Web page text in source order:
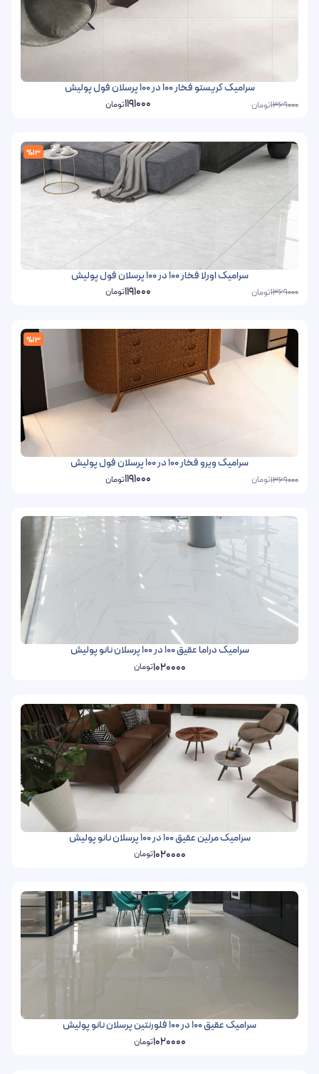
سرامیک کریستو فخار 100 در 100 پرسلان فول پولیش
1369000تومان 1191000تومان
%13
سرامیک اورلا فخار 100 در 100 پرسلان فول پولیش
1369000تومان 1191000تومان
%13
سرامیک ویرو فخار 100 در 100 پرسلان فول پولیش
1369000تومان 1191000تومان
سرامیک دراما عقیق 100 در 100 پرسلان نانو پولیش
1020000تومان
سرامیک مرلین عقیق 100 در 100 پرسلان نانو پولیش
1020000تومان
سرامیک عقیق 100 در 100 فلورنتین پرسلان نانو پولیش
1020000تومان